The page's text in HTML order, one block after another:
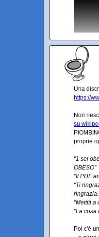
Una
https://
Non
su
proprie
"1 sei
OBESO"
"Il PDF
"Ti
"Mettiti a
"La cosa
Poi c'è